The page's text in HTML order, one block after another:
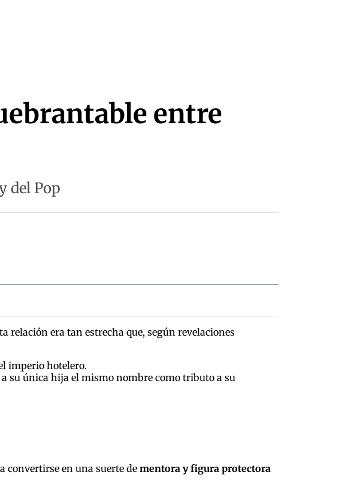
entre
del Pop
relación era tan estrecha que, según revelaciones
imperio hotelero.
su única hija el mismo nombre como tributo a su
convertirse en una suerte de mentora y figura protectora